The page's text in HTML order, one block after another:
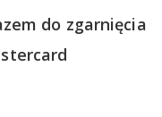
do zgarnięcia